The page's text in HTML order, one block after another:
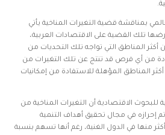
بمناقشة قضية التغيرات المناخية يأتي
تلك القضية على الاقتصادات العربية،
المناطق التي تواجه تلك التحديات من
من أي فرص قد تنتج عن تلك التغيرات من
المناطق المؤهلة للاستفادة من إمكانيات
للبحوث الاقتصادية أن التغيرات المناخية من
تم إحرازه في مجال تحقيق أهداف التنمية
منها في الدول الغنية، رغم أنها تسهم بنسبة